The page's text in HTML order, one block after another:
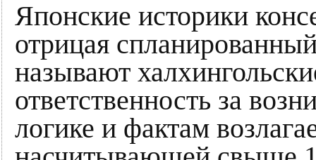
Японские историки
отрицая
называют
ответственность за
логике и фактам